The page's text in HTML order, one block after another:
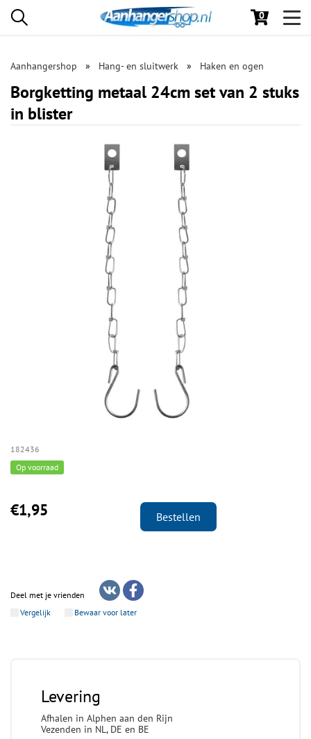
0
Aanhangershop Hang- en sluitwerk Haken en ogen
Borgketting metaal 24cm set van 2 stuks
in blister
182436
Op voorraad
€1,95 Bestellen
Deel met je vrienden
Vergelijk
Bewaar voor later
Levering
Afhalen in Alphen aan den Rijn
Vezenden in NL, DE en BE